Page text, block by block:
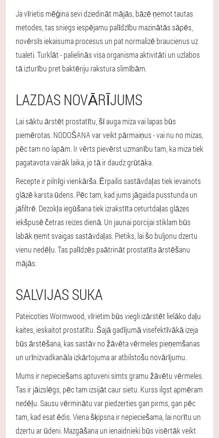
Ja vīrietis mēģina sevi dziedināt mājās, bāzē ņemot tautas
metodes, tas sniegs iespējamu palīdzību mazinātās sāpēs,
novērsīs iekaisuma procesus un pat normalizē braucienus uz
tualeti. Turklāt - palielinās visa organisma aktivitāti un uzlabos
tā izturību pret baktēriju rakstura slimībām.
LAZDAS NOVĀRĪJUMS
Lai sāktu ārstēt prostatītu, šī auga miza vai lapas būs
piemērotas. NODOŠANA var veikt pārmaiņus - vai nu no mizas,
pēc tam no lapām. Ir vērts pievērst uzmanību tam, ka miza tiek
pagatavota vairāk laika, jo tā ir daudz grūtāka.
Recepte ir pilnīgi vienkārša. Ērpailis sastāvdaļas tiek ievainots
glāzē karsta ūdens. Pēc tam, kad jums jāgaida pusstunda un
jāfiltrē. Dezokļa iegūšana tiek izrakstīta ceturtdaļas glāzes
iekšpusē četras reizes dienā. Un jaunai porcijai stiklam būs
labāk ņemt svaigas sastāvdaļas. Pietiks, lai šo buljonu dzertu
vienu nedēļu. Tas palīdzēs paātrināt prostatīta ārstēšanu
mājās.
SALVIJAS SUKA
Pateicoties Wormwood, vīrietim būs viegli izārstēt lielāko daļu
kaites, ieskaitot prostatītu. Šajā gadījumā visefektīvākā izeja
būs ārstēšana, kas sastāv no žāvēta vērmeles pieņemšanas
un urīnizvadkanāla izkārtojuma ar atbilstošu novārījumu.
Mums ir nepieciešams aptuveni simts gramu žāvētu vērmeles.
Tas ir jāizslēgs, pēc tam izsijāt caur sietu. Kurss ilgst apmēram
nedēļu. Sausu vērminātu var piedzerties gan pirms, gan pēc
tam, kad esat ēdis. Viena šķipsna ir nepieciešama, lai norītu un
dzertu ar ūdeni. Mazgāšana un ienaidnieki būs visērtāk veikt